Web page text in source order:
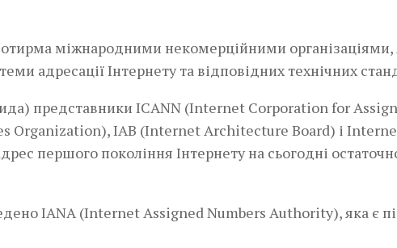
міжнародними некомерційними організаціями,
адресації Інтернету та відповідних технічних
представники ICANN (Internet Corporation for
Organization), IAB (Internet Architecture Board) і
першого покоління Інтернету на сьогодні
IANA (Internet Assigned Numbers Authority), яка є